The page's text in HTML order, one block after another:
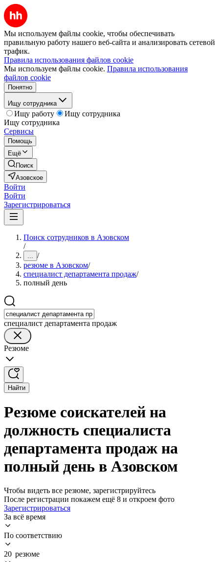
Мы используем файлы cookie, чтобы обеспечивать
правильную работу нашего веб-сайта и анализировать сетевой
трафик.
Правила использования файлов cookie
Мы используем файлы cookie. Правила использования
файлов cookie
Понятно
Ищу сотрудника
Ищу работу
Ищу сотрудника
Ищу сотрудника
Сервисы
Помощь
Ещё
Поиск
Азовское
Войти
Войти
Зарегистрироваться
Поиск сотрудников в Азовском
/
... /
резюме в Азовском/
специалист департамента продаж/
полный день
специалист департамента продаж
Резюме
Найти
Резюме соискателей на
должность специалиста
департамента продаж на
полный день в Азовском
Чтобы видеть все резюме, зарегистрируйтесь
После регистрации покажем ещё 8 и откроем фото
Зарегистрироваться
За всё время
По соответствию
20 резюме